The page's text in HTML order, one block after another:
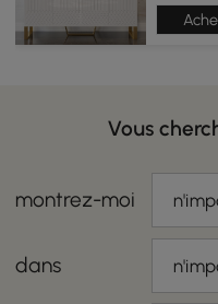
Vous
montrez-moi
dans